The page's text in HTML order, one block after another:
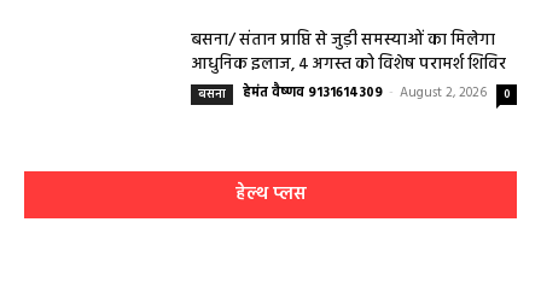
बसना/ संतान प्राप्ति से जुड़ी समस्याओं का मिलेगा
आधुनिक इलाज, 4 अगस्त को विशेष परामर्श शिविर
बसना हेमंत वैष्णव 9131614309 - August 2, 2026 0
हेल्थ प्लस